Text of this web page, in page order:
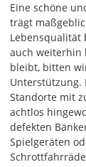
Eine schöne
trägt
Lebensqualität
auch weiterhin
bleibt, bitten
Unterstützung.
Standorte mit
achtlos
defekten
Spielgeräten